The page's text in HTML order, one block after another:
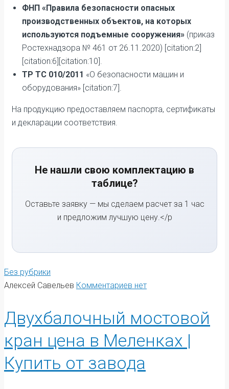
ФНП «Правила безопасности опасных
производственных объектов, на которых
используются подъемные сооружения» (приказ
Ростехнадзора № 461 от 26.11.2020) [citation:2]
[citation:6][citation:10].
ТР ТС 010/2011 «О безопасности машин и
оборудования» [citation:7].
На продукцию предоставляем паспорта, сертификаты
и декларации соответствия.
Не нашли свою комплектацию в
таблице?
Оставьте заявку — мы сделаем расчет за 1 час
и предложим лучшую цену.</p
Без рубрики
Алексей Савельев Комментариев нет
Двухбалочный мостовой
кран цена в Меленках |
Купить от завода